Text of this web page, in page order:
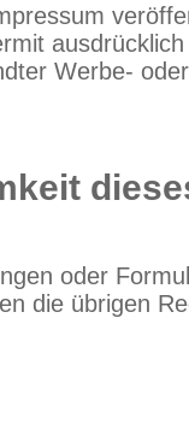
Werbe-
oder
die übrigen